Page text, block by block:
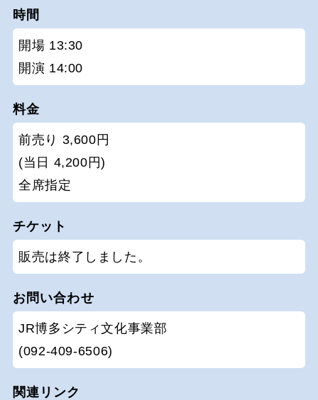
時間
開場 13:30
開演 14:00
料金
前売り 3,600円
(当日 4,200円)
全席指定
チケット
販売は終了しました。
お問い合わせ
JR博多シティ文化事業部
(092-409-6506)
関連リンク